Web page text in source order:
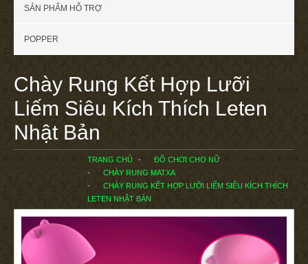
SẢN PHẨM HỖ TRỢ
POPPER
Chày Rung Kết Hợp Lưỡi
Liếm Siêu Kích Thích Leten
Nhật Bản
TRANG CHỦ
ĐỒ CHƠI CHO NỮ
CHÀY RUNG MATXA
CHÀY RUNG KẾT HỢP LƯỠI LIẾM SIÊU KÍCH THÍCH
LETEN NHẬT BẢN